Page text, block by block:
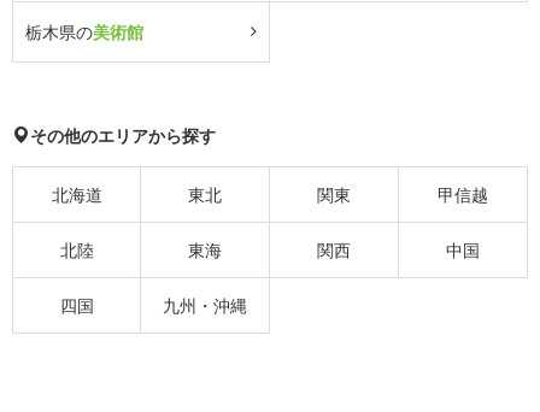
栃木県の美術館
その他のエリアから探す
北海道 東北 関東 甲信越
北陸 東海 関西 中国
四国 九州・沖縄